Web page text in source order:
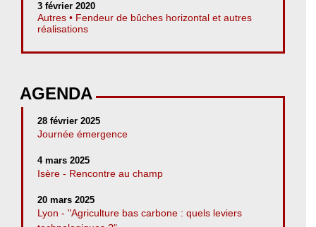
3 février 2020
Autres • Fendeur de bûches horizontal et autres
réalisations
AGENDA
28 février 2025
Journée émergence
4 mars 2025
Isère - Rencontre au champ
20 mars 2025
Lyon - "Agriculture bas carbone : quels leviers